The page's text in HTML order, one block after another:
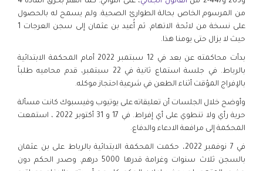
من المرسوم الخاص بحالة الطوارئ الصحية. ولم يسمح له بالحصول
على نسخة من لائحة الاتهام. ثم أُعيد بن عثمان إلى سجن العرجات 1
حيث لا يزال حتى يومنا هذا.
بدأت محاكمته عن بعد في 12 سبتمبر 2022 أمام المحكمة الابتدائية
بالرباط. في جلسة استماع ثانية في 22 سبتمبر، قدم محاميه طلباً
بالإفراج المؤقت أثناء الطعن في شرعية احتجاز موكله.
وأوضح خلال الجلسات أن تعليقاته على يوتيوب وفيسبوك كانت مسألة
حرية رأي ولا تنطوي على أي إفراط. في 17 و 31 أكتوبر 2022 ، استمعت
المحكمة إلى مرافعة الادعاء والدفاع.
في 7 نوفمبر 2022، حكمت المحكمة الابتدائية بالرباط على بن عثمان
بالسجن ثلاث سنوات وغرامة قدرها 5000 درهم. وصدر الحكم دون